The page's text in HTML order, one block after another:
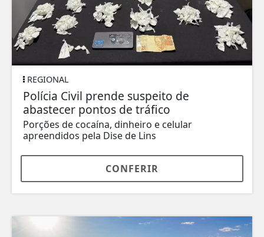
REGIONAL
Polícia Civil prende suspeito de
abastecer pontos de tráfico
Porções de cocaína, dinheiro e celular
apreendidos pela Dise de Lins
CONFERIR